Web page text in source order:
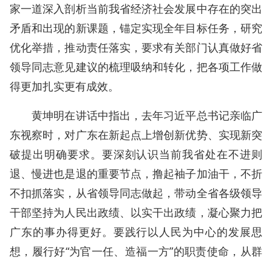
家一道深入剖析当前我省经济社会发展中存在的突出
矛盾和出现的新课题，锚定实现全年目标任务，研究
优化举措，推动责任落实，要求有关部门认真做好省
领导同志意见建议的梳理吸纳和转化，把各项工作做
得更加扎实更有成效。
黄坤明在讲话中指出，去年习近平总书记亲临广
东视察时，对广东在新起点上增创新优势、实现新突
破提出明确要求。要深刻认识当前我省处在不进则
退、慢进也是退的重要节点，撸起袖子加油干，不折
不扣抓落实，从省领导同志做起，带动全省各级领导
干部坚持为人民出政绩、以实干出政绩，凝心聚力把
广东的事办得更好。要践行以人民为中心的发展思
想，履行好“为官一任、造福一方”的职责使命，从群